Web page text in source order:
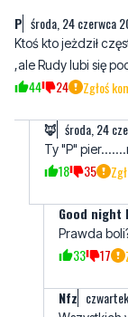
P środa, 24 czerwca
Ktoś kto jeżdził
,ale Rudy lubi się
44 24 Zgłoś
🦊 środa, 24
Ty "P"
18 35
Good
Prawda
33 17
Nfz